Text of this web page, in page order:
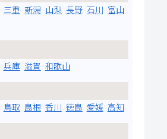
三重 新潟 山梨 長野 石川 富山
兵庫 滋賀 和歌山
鳥取 島根 香川 徳島 愛媛 高知